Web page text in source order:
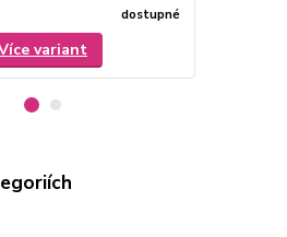
dostupné
variant